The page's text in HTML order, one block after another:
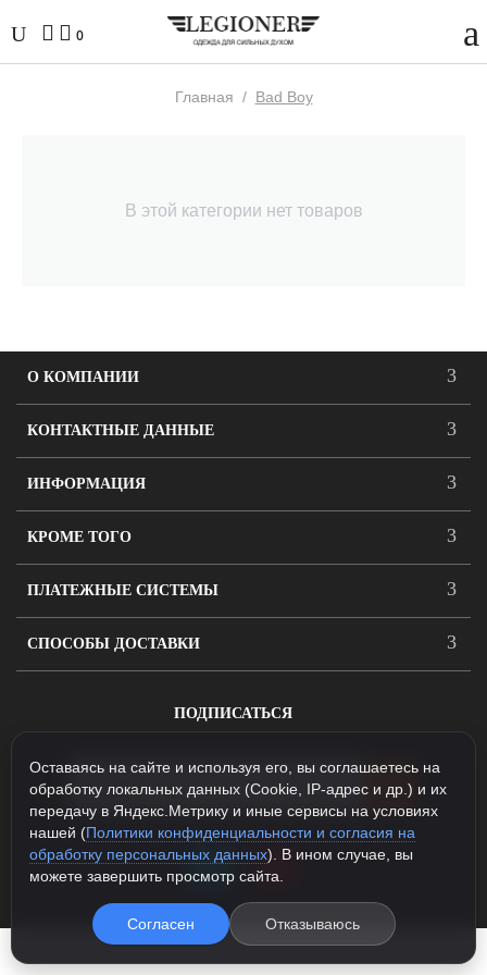
0
Главная / Bad Boy
В этой категории нет товаров
О КОМПАНИИ
КОНТАКТНЫЕ ДАННЫЕ
ИНФОРМАЦИЯ
КРОМЕ ТОГО
ПЛАТЕЖНЫЕ СИСТЕМЫ
СПОСОБЫ ДОСТАВКИ
ПОДПИСАТЬСЯ
Оставаясь на сайте и используя его, вы соглашаетесь на
обработку локальных данных (Cookie, IP-адрес и др.) и их
передачу в Яндекс.Метрику и иные сервисы на условиях
нашей (Политики конфиденциальности и согласия на
обработку персональных данных). В ином случае, вы
можете завершить просмотр сайта.
Согласен Отказываюсь